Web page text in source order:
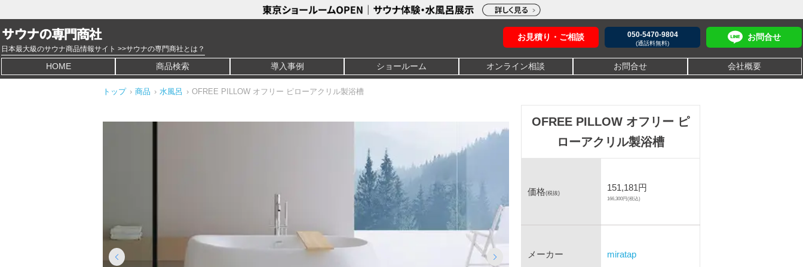
日本最大級のサウナ商品情報サイト >>サウナの専門商社とは？
お見積り・ご相談 050-5470-9804
(通話料無料)
お問合せ
HOME 商品検索 導入事例 ショールーム オンライン相談 お問合せ 会社概要
トップ › 商品 › 水風呂 › OFREE PILLOW オフリー ピローアクリル製浴槽
OFREE PILLOW オフリー ピ
ローアクリル製浴槽
価格(税抜)
151,181円
166,300円(税込)
メーカー miratap